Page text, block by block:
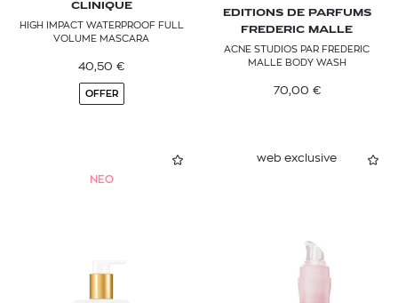
CLINIQUE
HIGH IMPACT WATERPROOF FULL
VOLUME MASCARA
40,50 €
OFFER
EDITIONS DE PARFUMS
FREDERIC MALLE
ACNE STUDIOS PAR FREDERIC
MALLE BODY WASH
70,00 €
NEO
web exclusive